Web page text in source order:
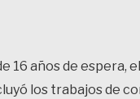
16 años de espera,
los trabajos de